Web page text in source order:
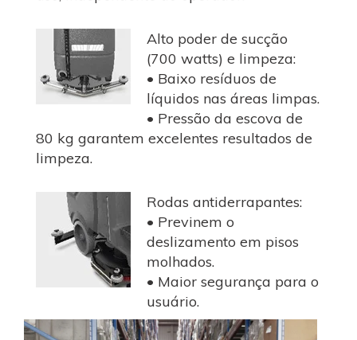
Alto poder de sucção
(700 watts) e limpeza:
• Baixo resíduos de
líquidos nas áreas limpas.
• Pressão da escova de
80 kg garantem excelentes resultados de
limpeza.
Rodas antiderrapantes:
• Previnem o
deslizamento em pisos
molhados.
• Maior segurança para o
usuário.